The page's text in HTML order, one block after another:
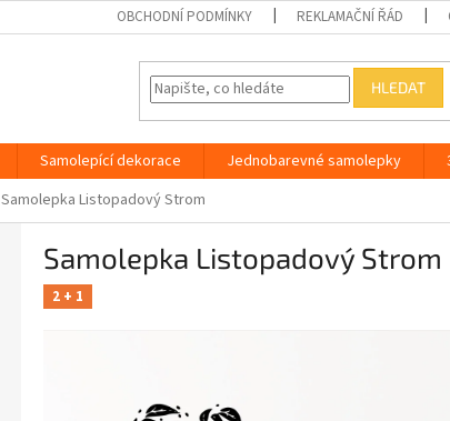
OBCHODNÍ PODMÍNKY REKLAMAČNÍ ŘÁD
HLEDAT
Samolepící dekorace Jednobarevné samolepky
Samolepka Listopadový Strom
Samolepka Listopadový Strom
2 + 1